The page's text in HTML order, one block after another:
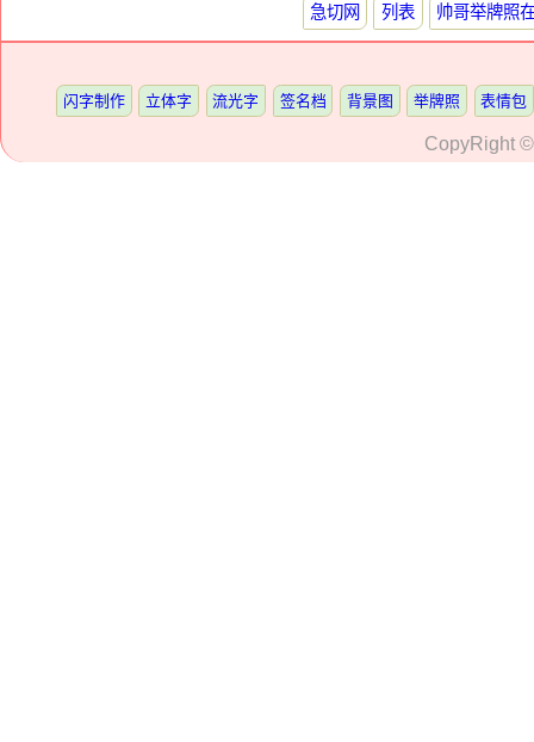
急切网 列表 帅哥举牌照
闪字制作 立体字 流光字 签名档 背景图 举牌照 表情包
CopyRight